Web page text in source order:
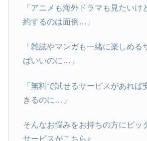
「アニメも海外ドラマも見たいけ
約するのは面倒…」
「雑誌やマンガも一緒に楽しめる
ばいいのに…」
「無料で試せるサービスがあれば
きるのに…」
そんなお悩みをお持ちの方にピッ
サービスがこちら♪